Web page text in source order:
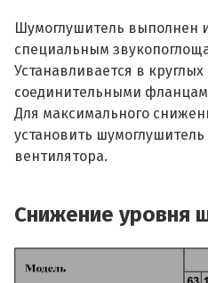
Шумоглушитель выполнен
специальным
Устанавливается в
соединительными
Для максимального
установить
вентилятора.
Снижение уровня